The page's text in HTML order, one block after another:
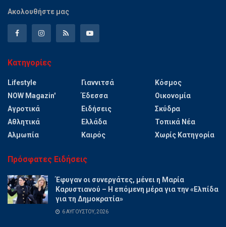
Ακολουθήστε μας
Κατηγορίες
Lifestyle
NOW Magazin'
Αγροτικά
Αθλητικά
Αλμωπία
Γιαννιτσά
Έδεσσα
Ειδήσεις
Ελλάδα
Καιρός
Κόσμος
Οικονομία
Σκύδρα
Τοπικά Νέα
Χωρίς Κατηγορία
Πρόσφατες Ειδήσεις
Έφυγαν οι συνεργάτες, μένει η Μαρία
Καρυστιανού – Η επόμενη μέρα για την «Ελπίδα
για τη Δημοκρατία»
6 ΑΥΓΟΎΣΤΟΥ, 2026